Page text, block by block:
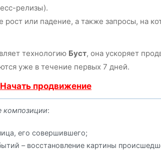
релизы).
рост или падение, а также запросы, на
технологию Буст, она ускоряет
уже в течение первых 7 дней.
продвижение
композиции:
его совершившего;
– восстановление картины